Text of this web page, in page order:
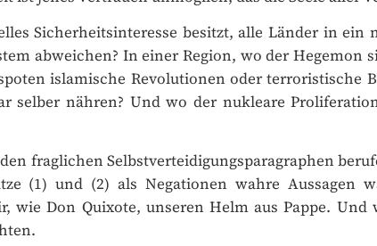
Sicherheitsinteresse besitzt, alle Länder in ein
abweichen? In einer Region, wo der Hegemon
islamische Revolutionen oder terroristische
selber nähren? Und wo der nukleare
fraglichen Selbstverteidigungsparagraphen
(1) und (2) als Negationen wahre Aussagen
Don Quixote, unseren Helm aus Pappe. Und